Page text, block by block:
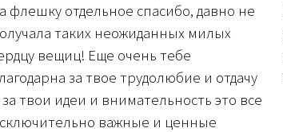
флешку отдельное спасибо, давно не
таких неожиданных милых
вещиц! Еще очень тебе
за твое трудолюбие и отдачу
за твои идеи и внимательность это все
важные и ценные